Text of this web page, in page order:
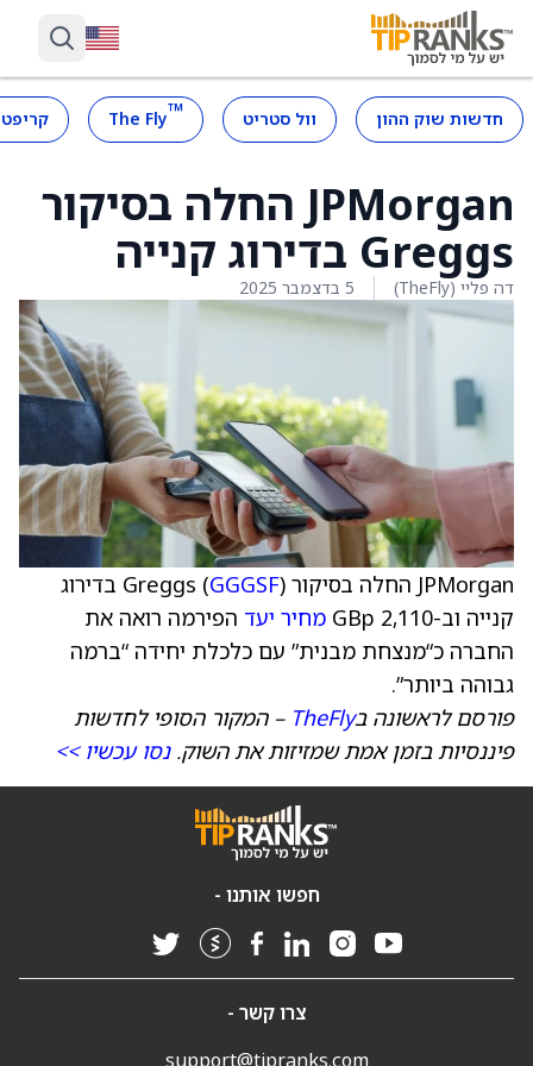
חדשות שוק ההון וול סטריט ™
The Fly
JPMorgan החלה בסיקור
Greggs בדירוג קנייה
דה פליי (TheFly) 5 בדצמבר 2025
JPMorgan החלה בסיקור Greggs ( GGGSF
) בדירוג
קנייה וב-2,110 GBp
מחיר יעד הפירמה רואה את
החברה כ“מנצחת מבנית” עם כלכלת יחידה “ברמה
גבוהה ביותר”.
פורסם לראשונה בTheFly – המקור הסופי לחדשות
פיננסיות בזמן אמת שמזיזות את השוק.נסו עכשיו >>
חפשו אותנו -
צרו קשר -
support@tipranks.com